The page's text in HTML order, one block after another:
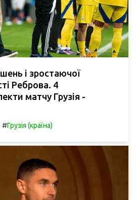
і зростаючої
Реброва. 4
матчу Грузія -
#Грузія (країна)